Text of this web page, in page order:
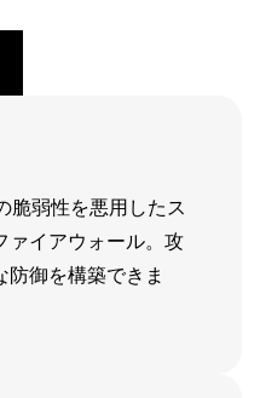
脆弱性を悪用したス
ァイアウォール。攻
御を構築できま